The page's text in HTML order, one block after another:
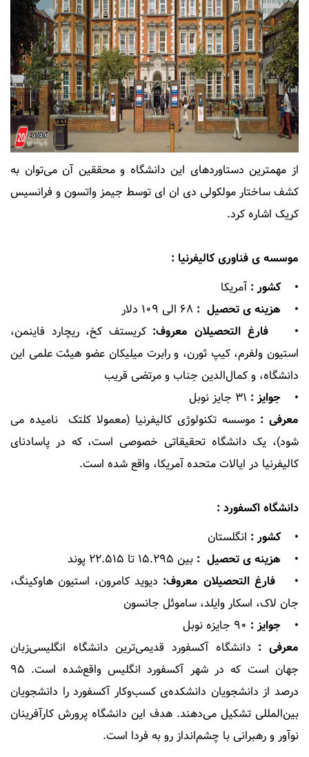
از مهمترین دستاوردهای این دانشگاه و محققین آن می‌توان به
کشف ساختار مولکولی دی ان ای توسط جیمز واتسون و فرانسیس
کریک اشاره کرد.
موسسه ی فناوری کالیفرنیا :
• کشور :آمریکا
• هزینه ی تحصیل :
• فارغ التحصیلان معروف: کریستف کخ، ریچارد فاینمن،
استیون ولفرم، کیپ ثورن، و رابرت میلیکان عضو هیئت علمی این
دانشگاه، و کمال‌الدین جناب و مرتضی قریب
• جوایز :
معرفی : موسسه تکنولوژی کالیفرنیا (معمولا کلتک نامیده می
شود)، یک دانشگاه تحقیقاتی خصوصی است، که در پاسادنای
کالیفرنیا در ایالات متحده آمریکا، واقع شده است.
دانشگاه اکسفورد :
• کشور : انگلستان
• هزینه ی تحصیل : بین ۱۵.۲۹۵ تا ۲۲.۵۱۵ پوند
• فارغ التحصیلان معروف: دیوید کامرون، استیون هاوکینگ،
جان لاک، اسکار وایلد، ساموئل جانسون
• جوایز :
معرفی :‌ دانشگاه آکسفورد قدیمی‌ترین دانشگاه انگلیسی‌زبان
جهان است که در شهر آکسفورد انگلیس واقع‌شده است. ۹۵
درصد از دانشجویان دانشکده‌ی کسب‌وکار آکسفورد را دانشجویان
بین‌المللی تشکیل می‌دهند. هدف این دانشگاه پرورش کارآفرینان
نوآور و رهبرانی با چشم‌انداز رو به فردا است.